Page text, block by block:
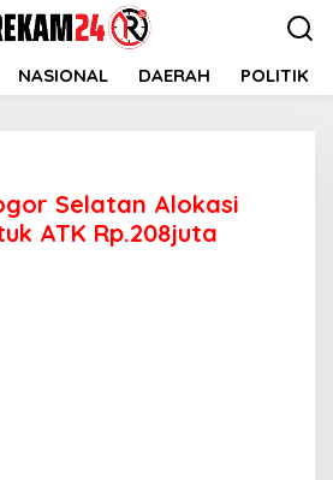
NASIONAL DAERAH POLITIK
Selatan Alokasi
ATK Rp.208juta